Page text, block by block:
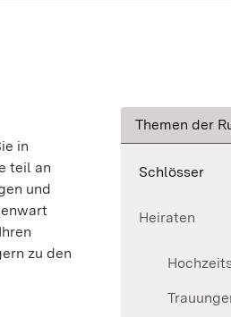
in
teil an
und
zu den
Themen der
Schlösser
Heiraten